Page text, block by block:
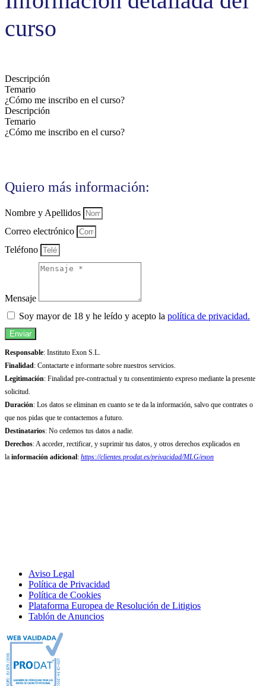
curso
Descripción
Temario
¿Cómo me inscribo en el curso?
Descripción
Temario
¿Cómo me inscribo en el curso?
Quiero más información:
Nombre y Apellidos
Correo electrónico
Teléfono
Mensaje
Soy mayor de 18 y he leído y acepto la política de privacidad.
Enviar
Responsable: Instituto Exon S.L.
Finalidad: Contactarte e informarte sobre nuestros servicios.
Legitimación: Finalidad pre-contractual y tu consentimiento expreso mediante la presente
solicitud.
Duración: Los datos se eliminan en cuanto se te da la información, salvo que contrates o
que nos pidas que te contactemos a futuro.
Destinatarios: No cedemos tus datos a nadie.
Derechos: A acceder, rectificar, y suprimir tus datos, y otros derechos explicados en
la información adicional: https://clientes.prodat.es/privacidad/MLG/exon
Aviso Legal
Política de Privacidad
Política de Cookies
Plataforma Europea de Resolución de Litigios
Tablón de Anuncios